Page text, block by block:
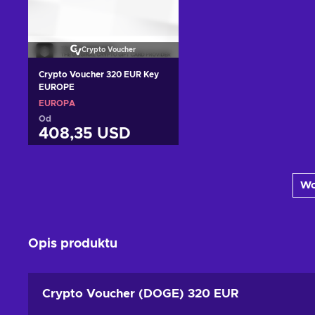
Crypto Voucher
Crypto Voucher 320 EUR Key
EUROPE
EUROPA
Od
408,35 USD
Opis produktu
Crypto Voucher (DOGE) 320 EUR